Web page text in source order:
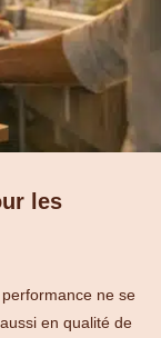
les
ne se
en qualité de